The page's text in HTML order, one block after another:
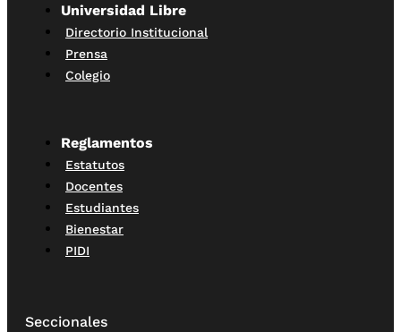
Universidad Libre
Directorio Institucional
Prensa
Colegio
Reglamentos
Estatutos
Docentes
Estudiantes
Bienestar
PIDI
Seccionales